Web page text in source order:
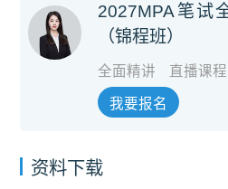
2027MPA笔试
（锦程班）
全面精讲 直播课程
我要报名
资料下载